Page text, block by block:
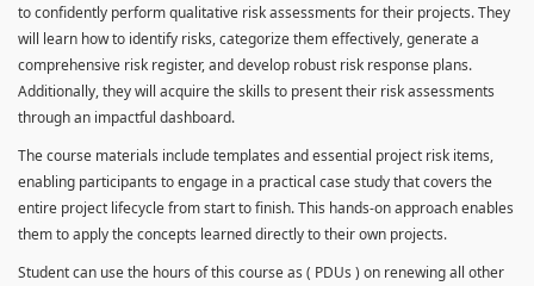
to confidently perform qualitative risk assessments for their projects. They
will learn how to identify risks, categorize them effectively, generate a
comprehensive risk register, and develop robust risk response plans.
Additionally, they will acquire the skills to present their risk assessments
through an impactful dashboard.
The course materials include templates and essential project risk items,
enabling participants to engage in a practical case study that covers the
entire project lifecycle from start to finish. This hands-on approach enables
them to apply the concepts learned directly to their own projects.
Student can use the hours of this course as ( PDUs ) on renewing all other